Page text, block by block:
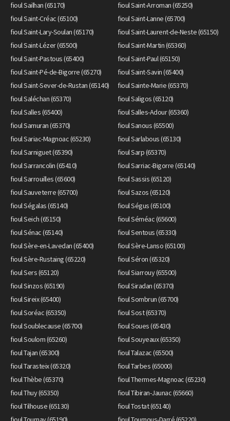
fioul Sailhan (65170)
fioul Saint-Arroman (65250)
fioul Saint-Créac (65100)
fioul Saint-Lanne (65700)
fioul Saint-Lary-Soulan (65170)
fioul Saint-Laurent-de-Neste (65150)
fioul Saint-Lézer (65500)
fioul Saint-Martin (65360)
fioul Saint-Pastous (65400)
fioul Saint-Paul (65150)
fioul Saint-Pé-de-Bigorre (65270)
fioul Saint-Savin (65400)
fioul Saint-Sever-de-Rustan (65140)
fioul Sainte-Marie (65370)
fioul Saléchan (65370)
fioul Saligos (65120)
fioul Salles (65400)
fioul Salles-Adour (65360)
fioul Samuran (65370)
fioul Sanous (65500)
fioul Sariac-Magnoac (65230)
fioul Sarlabous (65130)
fioul Sarniguet (65390)
fioul Sarp (65370)
fioul Sarrancolin (65410)
fioul Sarriac-Bigorre (65140)
fioul Sarrouilles (65600)
fioul Sassis (65120)
fioul Sauveterre (65700)
fioul Sazos (65120)
fioul Ségalas (65140)
fioul Ségus (65100)
fioul Seich (65150)
fioul Séméac (65600)
fioul Sénac (65140)
fioul Sentous (65330)
fioul Sère-en-Lavedan (65400)
fioul Sère-Lanso (65100)
fioul Sère-Rustaing (65220)
fioul Séron (65320)
fioul Sers (65120)
fioul Siarrouy (65500)
fioul Sinzos (65190)
fioul Siradan (65370)
fioul Sireix (65400)
fioul Sombrun (65700)
fioul Soréac (65350)
fioul Sost (65370)
fioul Soublecause (65700)
fioul Soues (65430)
fioul Soulom (65260)
fioul Souyeaux (65350)
fioul Tajan (65300)
fioul Talazac (65500)
fioul Tarasteix (65320)
fioul Tarbes (65000)
fioul Thèbe (65370)
fioul Thermes-Magnoac (65230)
fioul Thuy (65350)
fioul Tibiran-Jaunac (65660)
fioul Tilhouse (65130)
fioul Tostat (65140)